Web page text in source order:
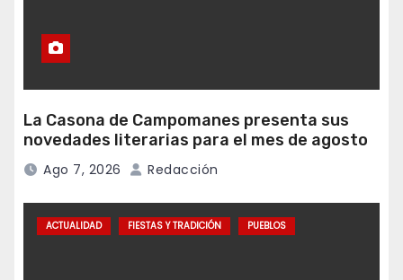
La Casona de Campomanes presenta sus
novedades literarias para el mes de agosto
Ago 7, 2026 Redacción
ACTUALIDAD FIESTAS Y TRADICIÓN PUEBLOS